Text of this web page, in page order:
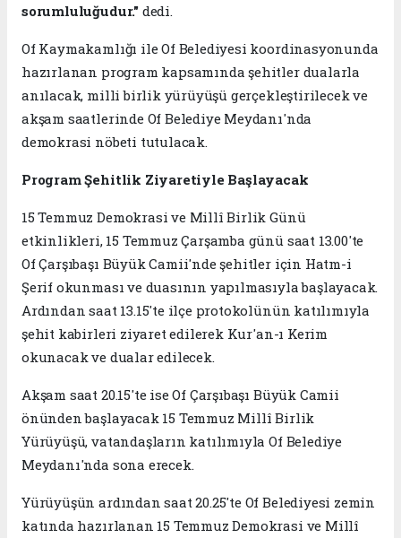
sorumluluğudur." dedi.
Of Kaymakamlığı ile Of Belediyesi koordinasyonunda
hazırlanan program kapsamında şehitler dualarla
anılacak, milli birlik yürüyüşü gerçekleştirilecek ve
akşam saatlerinde Of Belediye Meydanı'nda
demokrasi nöbeti tutulacak.
Program Şehitlik Ziyaretiyle Başlayacak
15 Temmuz Demokrasi ve Millî Birlik Günü
etkinlikleri, 15 Temmuz Çarşamba günü saat 13.00'te
Of Çarşıbaşı Büyük Camii'nde şehitler için Hatm-i
Şerif okunması ve duasının yapılmasıyla başlayacak.
Ardından saat 13.15'te ilçe protokolünün katılımıyla
şehit kabirleri ziyaret edilerek Kur'an-ı Kerim
okunacak ve dualar edilecek.
Akşam saat 20.15'te ise Of Çarşıbaşı Büyük Camii
önünden başlayacak 15 Temmuz Millî Birlik
Yürüyüşü, vatandaşların katılımıyla Of Belediye
Meydanı'nda sona erecek.
Yürüyüşün ardından saat 20.25'te Of Belediyesi zemin
katında hazırlanan 15 Temmuz Demokrasi ve Millî